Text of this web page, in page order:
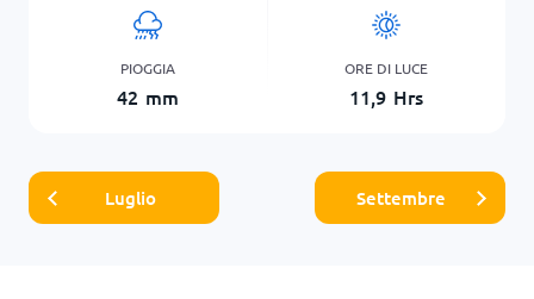
PIOGGIA
42 mm
ORE DI LUCE
11,9 Hrs
Luglio Settembre